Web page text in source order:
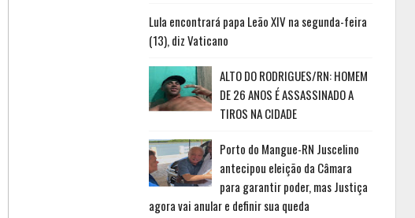
Lula encontrará papa Leão XIV na segunda-feira
(13), diz Vaticano
ALTO DO RODRIGUES/RN: HOMEM
DE 26 ANOS É ASSASSINADO A
TIROS NA CIDADE
Porto do Mangue-RN Juscelino
antecipou eleição da Câmara
para garantir poder, mas Justiça
agora vai anular e definir sua queda